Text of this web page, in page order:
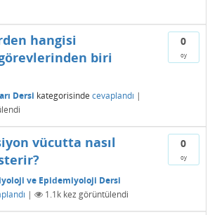
0
oy
hangisi
biri
Dersi kategorisinde cevaplandı |
0
oy
vücutta nasıl
ve Epidemiyoloji Dersi
| 1.1k kez görüntülendi